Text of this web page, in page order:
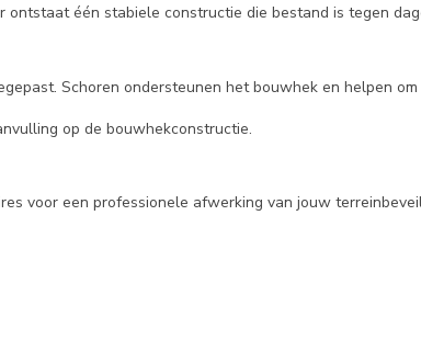
één stabiele constructie die bestand is tegen
Schoren ondersteunen het bouwhek en helpen
op de bouwhekconstructie.
voor een professionele afwerking van jouw